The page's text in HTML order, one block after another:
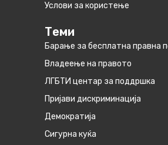
Услови за користење
Теми
Барање за бесплатна правна
Владеење на правото
ЛГБТИ центар за поддршка
Пријави дискриминација
Демократија
Сигурна куќа